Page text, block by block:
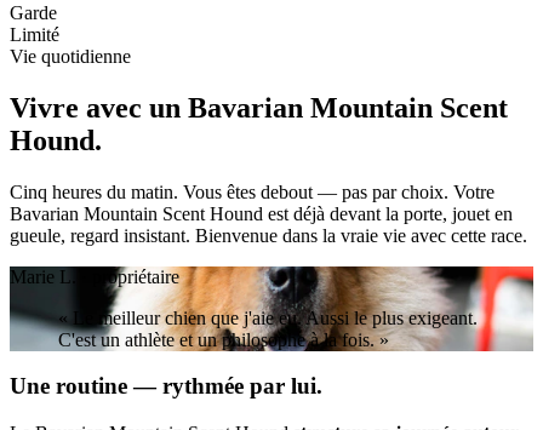
Garde
Limité
Vie quotidienne
Vivre avec un Bavarian Mountain Scent
Hound.
Cinq heures du matin. Vous êtes debout — pas par choix. Votre
Bavarian Mountain Scent Hound est déjà devant la porte, jouet en
gueule, regard insistant. Bienvenue dans la vraie vie avec cette race.
Marie L. · propriétaire
« Le meilleur chien que j'aie eu. Aussi le plus exigeant.
C'est un athlète et un philosophe à la fois. »
Une routine — rythmée par lui.